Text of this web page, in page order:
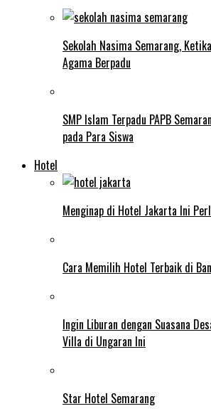
Sekolah Nasima Semarang,
Agama Berpadu
SMP Islam Terpadu PAPB
pada Para Siswa
Hotel
Menginap di Hotel Jakarta Ini
Cara Memilih Hotel Terbaik di
Ingin Liburan dengan Suasana
Villa di Ungaran Ini
Star Hotel Semarang